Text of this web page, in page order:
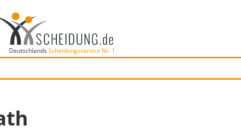
DeutschlandsScheidungsservice Nr. 1